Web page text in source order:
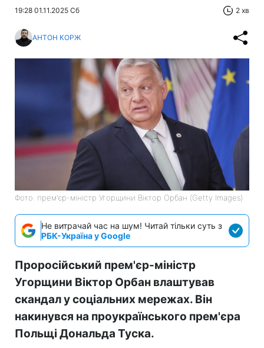
19:28 01.11.2025 Сб 2 хв
АНТОН КОРЖ
Фото: прем'єр-міністр Угорщини Віктор Орбан (Getty Images)
Не витрачай час на шум! Читай тільки суть з
РБК-Україна у Google
Проросійський прем'єр-міністр
Угорщини Віктор Орбан влаштував
скандал у соціальних мережах. Він
накинувся на проукраїнського прем'єра
Польщі Дональда Туска.